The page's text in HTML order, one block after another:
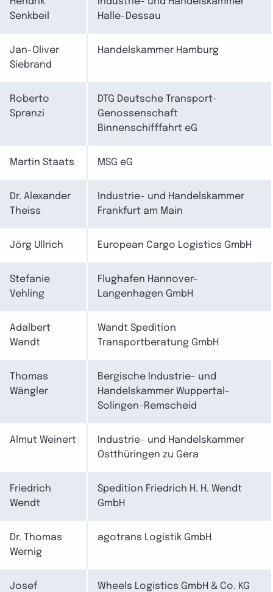
Senkbeil
Halle-Dessau
Jan-Oliver
Siebrand
Handelskammer Hamburg
Roberto
Spranzi
DTG Deutsche Transport-
Genossenschaft
Binnenschifffahrt eG
Martin Staats MSG eG
Dr. Alexander
Theiss
Industrie- und Handelskammer
Frankfurt am Main
Jörg Ullrich European Cargo Logistics GmbH
Stefanie
Vehling
Flughafen Hannover-
Langenhagen GmbH
Adalbert
Wandt
Wandt Spedition
Transportberatung GmbH
Thomas
Wängler
Bergische Industrie- und
Handelskammer Wuppertal-
Solingen-Remscheid
Almut Weinert
Industrie- und Handelskammer
Ostthüringen zu Gera
Friedrich
Wendt
Spedition Friedrich H. H. Wendt
GmbH
Dr. Thomas
Wernig
agotrans Logistik GmbH
Josef
Wheels Logistics GmbH & Co. KG